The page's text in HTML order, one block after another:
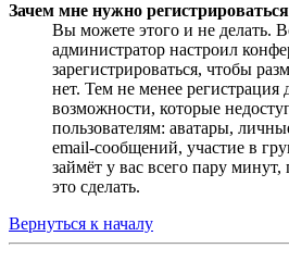
Зачем мне нужно
Вы можете этого и не делать.
администратор настроил
зарегистрироваться, чтобы
нет. Тем не менее регистрация
возможности, которые
пользователям: аватары,
email-сообщений, участие в
займёт у вас всего пару
это сделать.
Вернуться к началу